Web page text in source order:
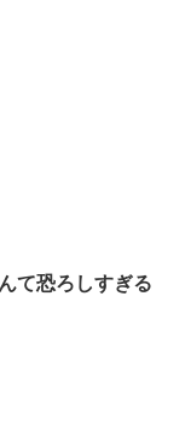
て恐ろしすぎる